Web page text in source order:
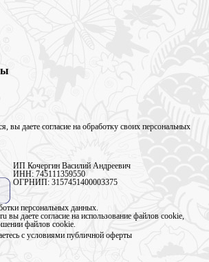
вы даете согласие на обработку своих персональных
ИП Кочергин Василий Андреевич
ИНН: 745111359550
ОГРНИП: 3157451400003375
персональных данных.
вы даете согласие на использование файлов cookie,
файлов cookie.
с условиями публичной оферты